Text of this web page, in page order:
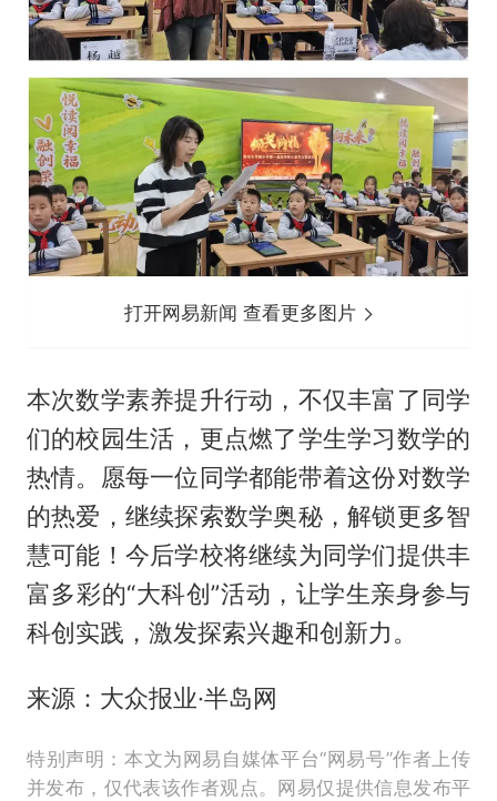
打开网易新闻 查看更多图片
本次数学素养提升行动，不仅丰富了同学
们的校园生活，更点燃了学生学习数学的
热情。愿每一位同学都能带着这份对数学
的热爱，继续探索数学奥秘，解锁更多智
慧可能！今后学校将继续为同学们提供丰
富多彩的“大科创”活动，让学生亲身参与
科创实践，激发探索兴趣和创新力。
来源：大众报业·半岛网
特别声明：本文为网易自媒体平台“网易号”作者上传
并发布，仅代表该作者观点。网易仅提供信息发布平